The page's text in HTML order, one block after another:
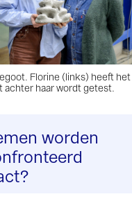
Florine (links) heeft het
achter haar wordt getest.
worden